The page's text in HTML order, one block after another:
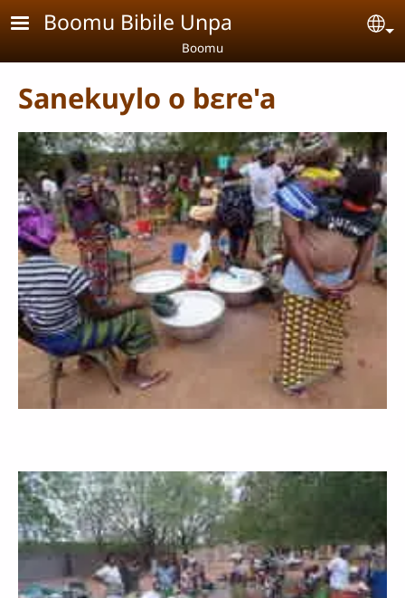
Aller au contenu principal
Boomu Bibile Unpa
Boomu
Sanekuylo o bɛre'a